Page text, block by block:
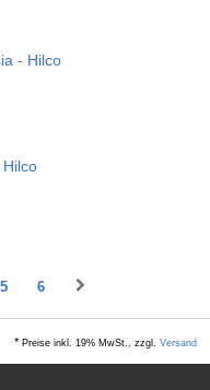
- Hilco
5 6
*Preise inkl. 19% MwSt., zzgl.Versand